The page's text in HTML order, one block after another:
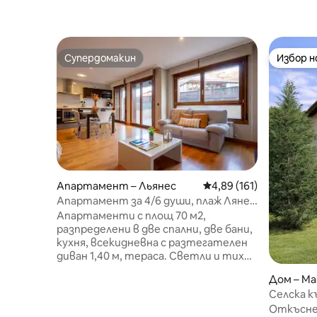
Супердомакин
Супердомакин
Апартамент – Льянес Средна оценка: 4,89
4,89 (161)
Апартамент за 4/6 души, плаж Лянес
Баро, Астурия
Апартаменти с площ 70 м2,
разпределени в две спални, две бани,
кухня, всекидневна с разтегателен
диван 1,40 м, тераса. Светли и тихи
Избор
Избор
Дом –
Селска
изглед